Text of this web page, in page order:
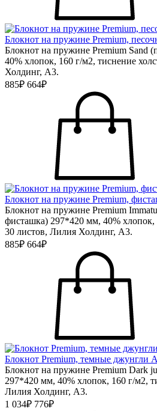
Блокнот на пружине Premium,
Блокнот на пружине Premium Sand
40% хлопок, 160 г/м2, тиснение
Холдинг, А3.
885₽ 664₽
Блокнот на пружине Premium,
Блокнот на пружине Premium
фисташка) 297*420 мм, 40% хлопок,
30 листов, Лилия Холдинг, А3.
885₽ 664₽
Блокнот Premium, темные джунгли
Блокнот на пружине Premium Dark
297*420 мм, 40% хлопок, 160 г/м2,
Лилия Холдинг, А3.
1 034₽ 776₽